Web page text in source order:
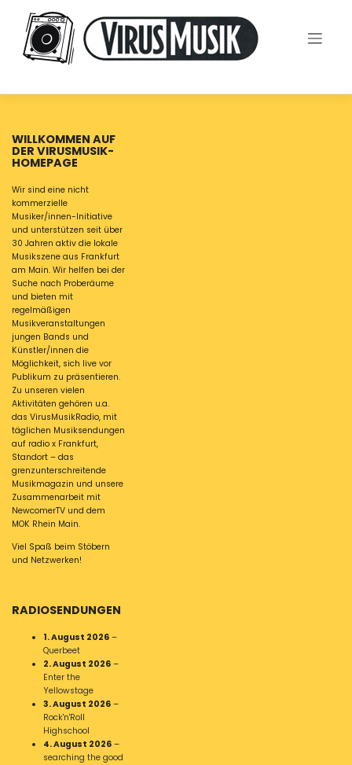
content
WILLKOMMEN AUF
DER VIRUSMUSIK-
HOMEPAGE
Wir sind eine nicht
kommerzielle
Musiker/innen-Initiative
und unterstützen seit über
30 Jahren aktiv die lokale
Musikszene aus Frankfurt
am Main. Wir helfen bei der
Suche nach Proberäume
und bieten mit
regelmäßigen
Musikveranstaltungen
jungen Bands und
Künstler/innen die
Möglichkeit, sich live vor
Publikum zu präsentieren.
Zu unseren vielen
Aktivitäten gehören u.a.
das VirusMusikRadio, mit
täglichen Musiksendungen
auf radio x Frankfurt,
Standort – das
grenzunterschreitende
Musikmagazin und unsere
Zusammenarbeit mit
NewcomerTV und dem
MOK Rhein Main.
Viel Spaß beim Stöbern
und Netzwerken!
RADIOSENDUNGEN
1. August 2026 –
Querbeet
2. August 2026 –
Enter the
Yellowstage
3. August 2026 –
Rock'n'Roll
Highschool
4. August 2026 –
searching the good